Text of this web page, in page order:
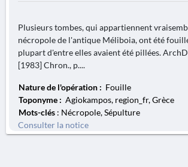
Plusieurs tombes, qui appartiennent
nécropole de l'antique Méliboia, ont été
plupart d'entre elles avaient été pillées.
[1983] Chron., p....
Nature de l'opération : Fouille
Toponyme : Agiokampos, region_fr, Grèce
Mots-clés : Nécropole, Sépulture
Consulter la notice